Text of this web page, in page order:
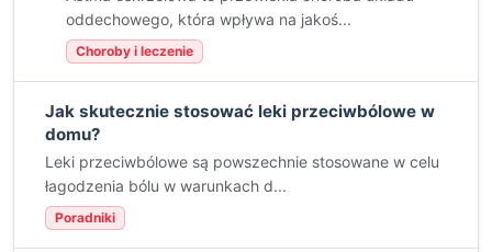
oddechowego, która wpływa na jakoś...
Choroby i leczenie
Jak skutecznie stosować leki przeciwbólowe w
domu?
Leki przeciwbólowe są powszechnie stosowane w celu
łagodzenia bólu w warunkach d...
Poradniki